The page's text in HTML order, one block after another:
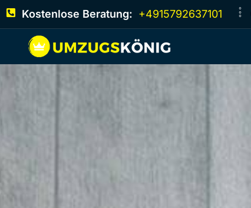
Kostenlose Beratung: +4915792637101